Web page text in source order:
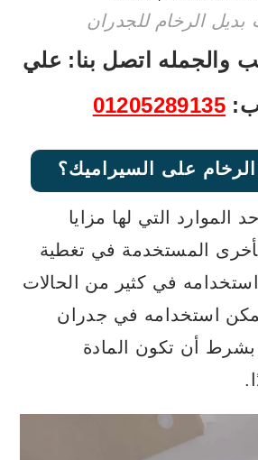
بديل الرخام للجدران
والجمله اتصل بنا: علي
01205289135
على السيراميك؟
الموارد التي لها مزايا
المستخدمة في تغطية
في كثير من الحالات
استخدامه في جدران
بشرط أن تكون المادة